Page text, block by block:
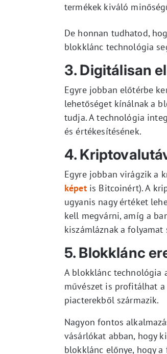
termékek kiváló
De honnan tudhatod,
blokklánc technológia
3. Digitálisan
Egyre jobban előtérbe
lehetőséget kínálnak a
tudja. A technológia
és értékesítésének.
4.
Egyre jobban virágzik a
képetis Bitcoinért). A
ugyanis nagy értéket
kell megvárni, amíg a
kiszámláznak a folyamat
5. Blokklánc
A blokklánc technológia
művészet is profitálhat
piacterekből származik.
Nagyon fontos
vásárlókat abban, hogy
blokklánc előnye, hogy